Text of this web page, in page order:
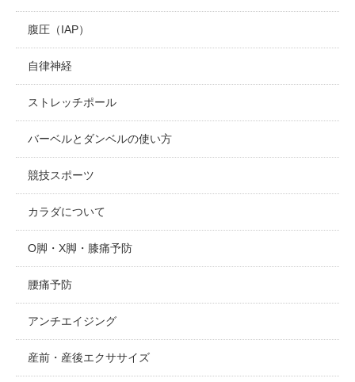
腹圧（IAP）
自律神経
ストレッチポール
バーベルとダンベルの使い方
競技スポーツ
カラダについて
O脚・X脚・膝痛予防
腰痛予防
アンチエイジング
産前・産後エクササイズ